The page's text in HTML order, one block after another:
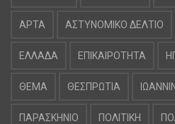
ΑΡΤΑ ΑΣΤΥΝΟΜΙΚΟ ΔΕΛΤΙΟ
ΕΛΛΑΔΑ ΕΠΙΚΑΙΡΟΤΗΤΑ
ΘΕΜΑ ΘΕΣΠΡΩΤΙΑ
ΠΑΡΑΣΚΗΝΙΟ ΠΟΛΙΤΙΚΗ